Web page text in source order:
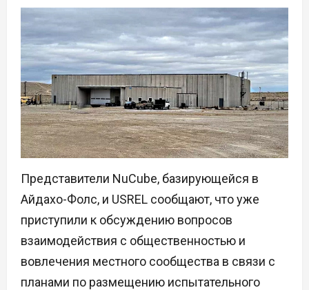
Представители NuCube, базирующейся в
Айдахо-Фолс, и USREL сообщают, что уже
приступили к обсуждению вопросов
взаимодействия с общественностью и
вовлечения местного сообщества в связи с
планами по размещению испытательного